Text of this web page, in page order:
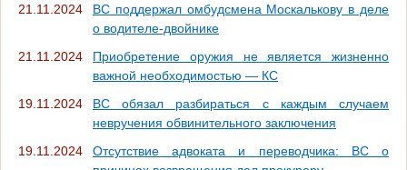
21.11.2024
ВС поддержал омбудсмена Москалькову в деле
о водителе-двойнике
21.11.2024
Приобретение оружия не является жизненно
важной необходимостью — КС
19.11.2024
ВС обязал разбираться с каждым случаем
невручения обвинительного заключения
19.11.2024
Отсутствие адвоката и переводчика: ВС о